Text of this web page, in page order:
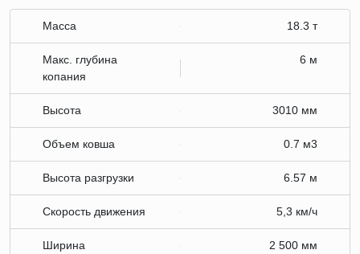
Масса 18.3 т
Макс. глубина
копания
6 м
Высота 3010 мм
Объем ковша 0.7 м3
Высота разгрузки 6.57 м
Скорость движения 5,3 км/ч
Ширина 2 500 мм